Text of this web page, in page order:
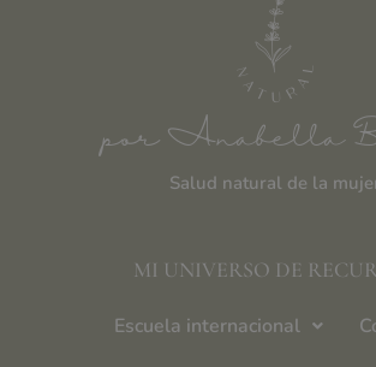
por Anabella
Salud natural de la
Escuela internacional
MI UNIVERSO DE